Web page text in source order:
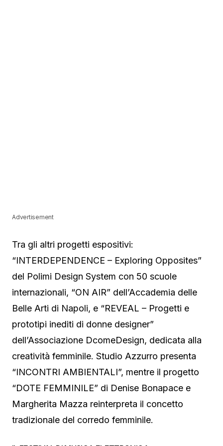
Advertisement
Tra gli altri progetti espositivi:
“INTERDEPENDENCE – Exploring Opposites”
del Polimi Design System con 50 scuole
internazionali, “ON AIR” dell’Accademia delle
Belle Arti di Napoli, e “REVEAL – Progetti e
prototipi inediti di donne designer”
dell’Associazione DcomeDesign, dedicata alla
creatività femminile. Studio Azzurro presenta
“INCONTRI AMBIENTALI”, mentre il progetto
“DOTE FEMMINILE” di Denise Bonapace e
Margherita Mazza reinterpreta il concetto
tradizionale del corredo femminile.